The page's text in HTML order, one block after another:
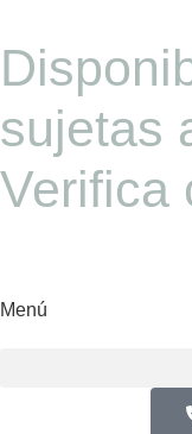
sujetas
Verifica
Menú